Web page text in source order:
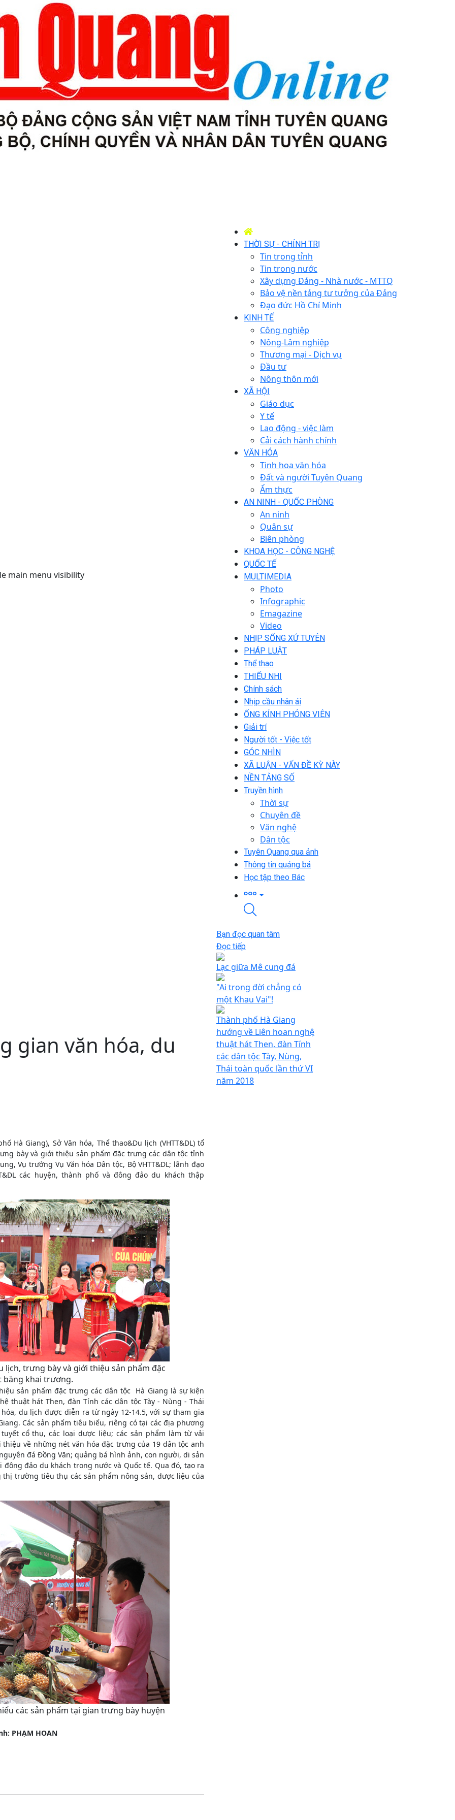
main menu visibility
THỜI SỰ - CHÍNH TRỊ
Tin trong tỉnh
Tin trong nước
Xây dựng Đảng - Nhà nước - MTTQ
Bảo vệ nền tảng tư tưởng của Đảng
Đạo đức Hồ Chí Minh
KINH TẾ
Công nghiệp
Nông-Lâm nghiệp
Thương mại - Dịch vụ
Đầu tư
Nông thôn mới
XÃ HỘI
Giáo dục
Y tế
Lao động - việc làm
Cải cách hành chính
VĂN HÓA
Tinh hoa văn hóa
Đất và người Tuyên Quang
Ẩm thực
AN NINH - QUỐC PHÒNG
An ninh
Quân sự
Biên phòng
KHOA HỌC - CÔNG NGHỆ
QUỐC TẾ
MULTIMEDIA
Photo
Infographic
Emagazine
Video
NHỊP SỐNG XỨ TUYÊN
PHÁP LUẬT
Thể thao
THIẾU NHI
Chính sách
Nhịp cầu nhân ái
ỐNG KÍNH PHÓNG VIÊN
Giải trí
Người tốt - Việc tốt
GÓC NHÌN
XÃ LUẬN - VẤN ĐỀ KỲ NÀY
NỀN TẢNG SỐ
Truyền hình
Thời sự
Chuyên đề
Văn nghệ
Dân tộc
Tuyên Quang qua ảnh
Thông tin quảng bá
Học tập theo Bác
gian văn hóa, du
Hà Giang), Sở Văn hóa, Thể thao&Du lịch (VHTT&DL) tổ
bày và giới thiệu sản phẩm đặc trưng các dân tộc tỉnh
Vụ trưởng Vụ Văn hóa Dân tộc, Bộ VHTT&DL; lãnh đạo
các huyện, thành phố và đông đảo du khách thập
lịch, trưng bày và giới thiệu sản phẩm đặc
băng khai trương.
sản phẩm đặc trưng các dân tộc Hà Giang là sự kiện
thuật hát Then, đàn Tính các dân tộc Tày - Nùng - Thái
du lịch được diễn ra từ ngày 12-14.5, với sự tham gia
Các sản phẩm tiêu biểu, riêng có tại các địa phương
cổ thụ, các loại dược liệu; các sản phẩm làm từ vải
về những nét văn hóa đặc trưng của 19 dân tộc anh
đá Đồng Văn; quảng bá hình ảnh, con người, di sản
đảo du khách trong nước và Quốc tế. Qua đó, tạo ra
trường tiêu thụ các sản phẩm nông sản, dược liệu của
các sản phẩm tại gian trưng bày huyện
PHẠM HOAN
Bạn đọc quan tâm
Đọc tiếp
Lạc giữa Mê cung đá
"Ai trong đời chẳng có
một Khau Vai"!
Thành phố Hà Giang
hướng về Liên hoan nghệ
thuật hát Then, đàn Tính
các dân tộc Tày, Nùng,
Thái toàn quốc lần thứ VI
năm 2018